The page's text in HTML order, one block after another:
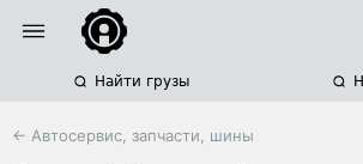
Найти грузы
← Автосервис, запчасти, шины